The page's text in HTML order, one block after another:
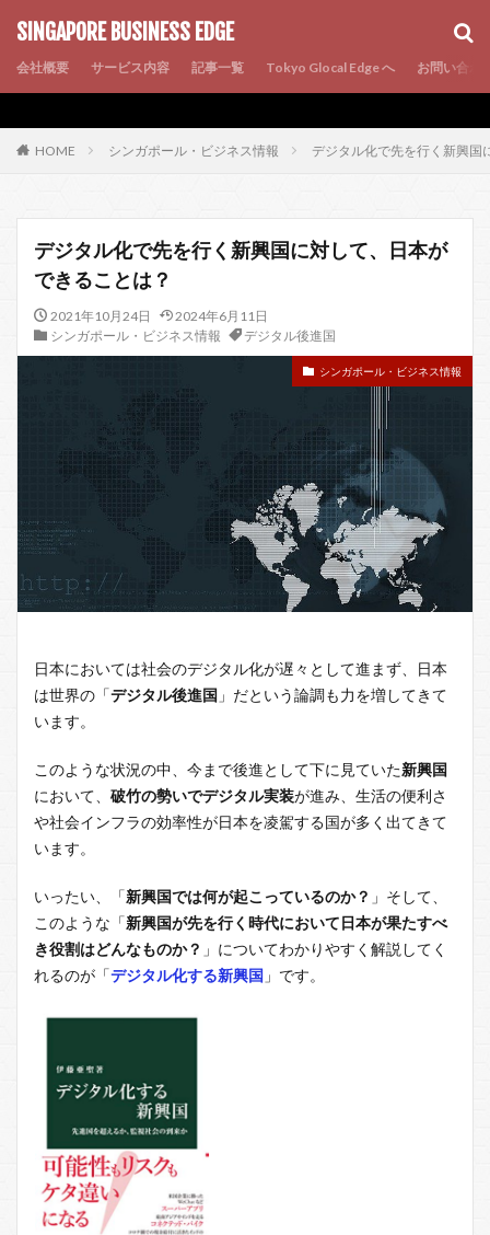
SINGAPORE BUSINESS EDGE
会社概要 サービス内容 記事一覧 Tokyo Glocal Edge へ お問い合わ
HOME シンガポール・ビジネス情報 デジタル化で先を行く新興国
デジタル化で先を行く新興国に対して、日本が
できることは？
2021年10月24日
2024年6月11日
シンガポール・ビジネス情報
デジタル後進国
シンガポール・ビジネス情報
日本においては社会のデジタル化が遅々として進まず、日本
は世界の「デジタル後進国 」だという論調も力を増してきて
います。
このような状況の中、今まで後進として下に見ていた新興国
において、 破竹の勢いでデジタル実装が進み、生活の便利さ
や社会インフラの効率性が日本を凌駕する国が多く出てきて
います。
いったい、「新興国では何が起こっているのか？ 」そして、
このような「新興国が先を行く時代において日本が果たすべ
き役割はどんなものか？ 」についてわかりやすく解説してく
れるのが「デジタル化する新興国 」です。
AMP SEO PWA